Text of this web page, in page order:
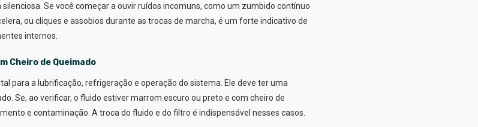
Se você começar a ouvir ruídos incomuns, como um zumbido contínuo
ou cliques e assobios durante as trocas de marcha, é um forte indicativo de
internos.
Cheiro de Queimado
para a lubrificação, refrigeração e operação do sistema. Ele deve ter uma
Se, ao verificar, o fluido estiver marrom escuro ou preto e com cheiro de
e contaminação. A troca do fluido e do filtro é indispensável nesses casos.